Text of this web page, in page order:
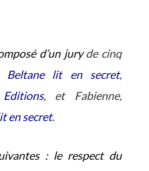
d’un juryde cinq
Beltane lit en secret,
, et Fabienne,
en secret.
: le respect du